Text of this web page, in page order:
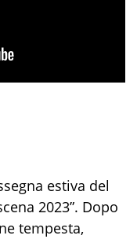
estiva del
2023”. Dopo
tempesta,